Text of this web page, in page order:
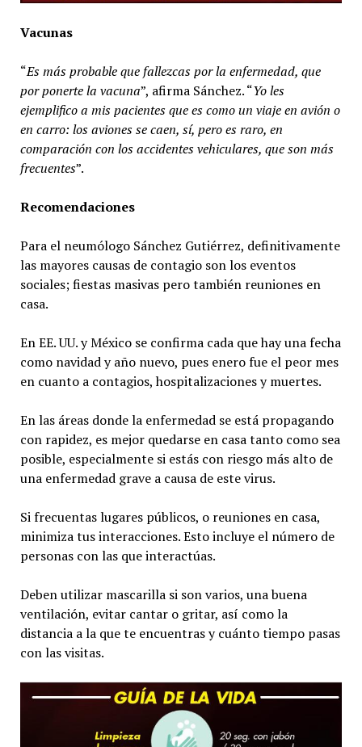
Vacunas
“Es más probable que fallezcas por la enfermedad, que
por ponerte la vacuna”, afirma Sánchez. “Yo les
ejemplifico a mis pacientes que es como un viaje en avión o
en carro: los aviones se caen, sí, pero es raro, en
comparación con los accidentes vehiculares, que son más
frecuentes”.
Recomendaciones
Para el neumólogo Sánchez Gutiérrez, definitivamente
las mayores causas de contagio son los eventos
sociales; fiestas masivas pero también reuniones en
casa.
En EE. UU. y México se confirma cada que hay una fecha
como navidad y año nuevo, pues enero fue el peor mes
en cuanto a contagios, hospitalizaciones y muertes.
En las áreas donde la enfermedad se está propagando
con rapidez, es mejor quedarse en casa tanto como sea
posible, especialmente si estás con riesgo más alto de
una enfermedad grave a causa de este virus.
Si frecuentas lugares públicos, o reuniones en casa,
minimiza tus interacciones. Esto incluye el número de
personas con las que interactúas.
Deben utilizar mascarilla si son varios, una buena
ventilación, evitar cantar o gritar, así como la
distancia a la que te encuentras y cuánto tiempo pasas
con las visitas.